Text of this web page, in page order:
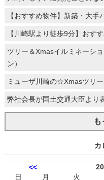
【おすすめ物件】新築・大
【川崎駅より徒歩9分】おす
ツリー＆Xmasイルミネーシ
ン）
ミューザ川崎の☆Xmasツリ
弊社会長が国土交通大臣より
も
カ
<<
日
月 火